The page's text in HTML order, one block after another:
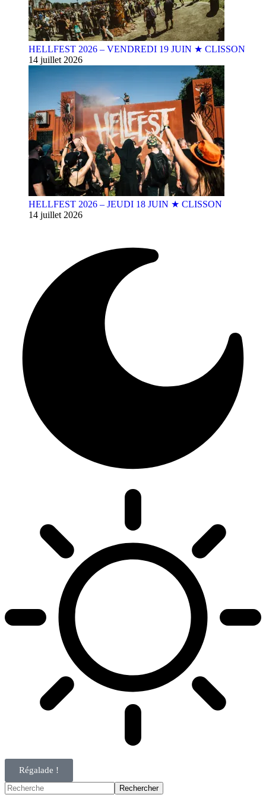
HELLFEST 2026 – VENDREDI 19 JUIN ★ CLISSON
14 juillet 2026
HELLFEST 2026 – JEUDI 18 JUIN ★ CLISSON
14 juillet 2026
Régalade !